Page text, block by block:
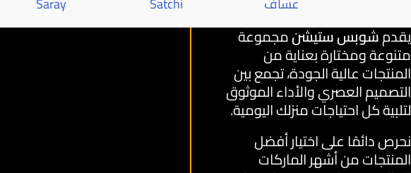
يقدمشوبس ستيشنمجموعة
متنوعة ومختارة بعناية من
المنتجات عالية الجودة، تجمع بين
التصميم العصري والأداء الموثوق
لتلبية كل احتياجات منزلك اليومية.
نحرص دائمًا على اختيار أفضل
المنتجات من أشهر الماركات